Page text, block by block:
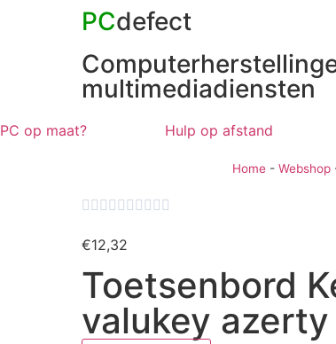
PCdefect
multimediadiensten
PC op maat? Hulp op afstand
Home - Webshop
         
€12,32
Toetsenbord
valukey azerty